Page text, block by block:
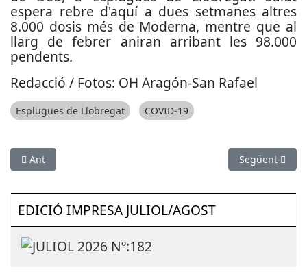
espera rebre d'aquí a dues setmanes altres
8.000 dosis més de Moderna, mentre que al
llarg de febrer aniran arribant les 98.000
pendents.
Redacció / Fotos: OH Aragón-San Rafael
Esplugues de Llobregat COVID-19
Article anterior: Les residències requeriran d’un test ràpid
Ant Article
Següent
EDICIÓ IMPRESA JULIOL/AGOST